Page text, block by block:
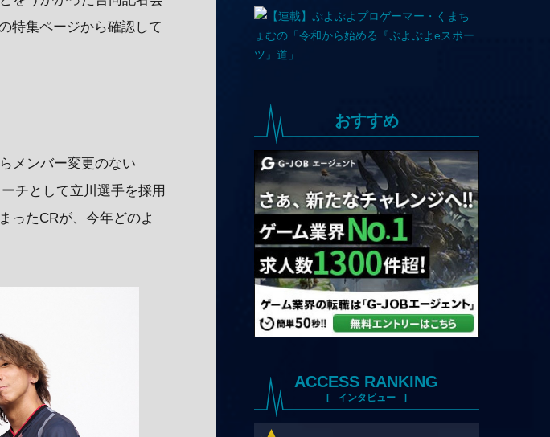
特集ページから確認して
メンバー変更のない
チとして立川選手を採用
ったCRが、今年どのよ
おすすめ
ACCESS RANKING
インタビュー